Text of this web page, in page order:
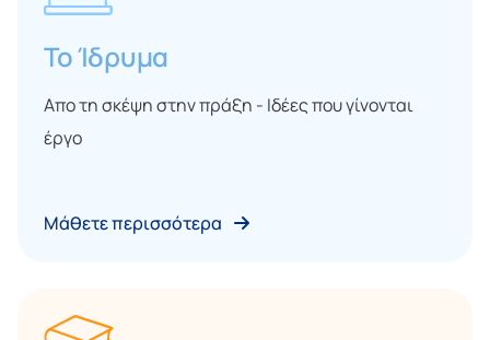
Το Ίδρυμα
Απο τη σκέψη στην πράξη - Ιδέες που γίνονται
έργο
Μάθετε περισσότερα